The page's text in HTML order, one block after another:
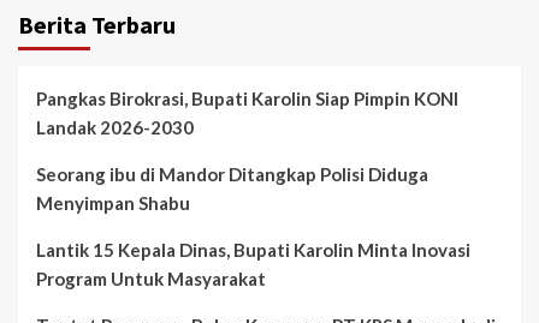
Berita Terbaru
Pangkas Birokrasi, Bupati Karolin Siap Pimpin KONI
Landak 2026-2030
Seorang ibu di Mandor Ditangkap Polisi Diduga
Menyimpan Shabu
Lantik 15 Kepala Dinas, Bupati Karolin Minta Inovasi
Program Untuk Masyarakat